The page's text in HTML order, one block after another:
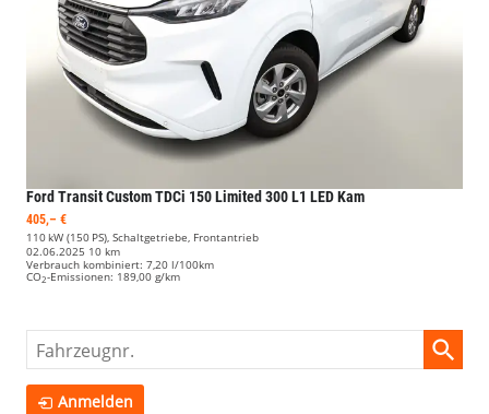
Ford Transit CustomTDCi 150 Limited 300 L1 LED Kam
405,– €
110 kW (150 PS), Schaltgetriebe, Frontantrieb
02.06.2025 10 km
Verbrauch kombiniert: 7,20 l/100km
CO2-Emissionen: 189,00 g/km
Fahrzeugnr.
Anmelden